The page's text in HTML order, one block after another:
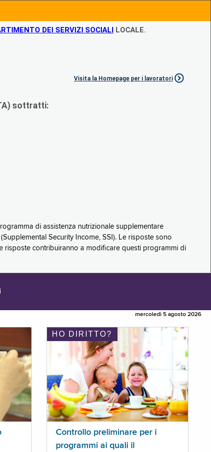
DEI SERVIZI SOCIALI LOCALE.
Visita la Homepage per i lavoratori
sottratti:
di assistenza nutrizionale supplementare
Security Income, SSI). Le risposte sono
risposte contribuiranno a modificare questi programmi di
mercoledì 5 agosto 2026
HO DIRITTO?
Controllo preliminare per i
programmi ai quali il